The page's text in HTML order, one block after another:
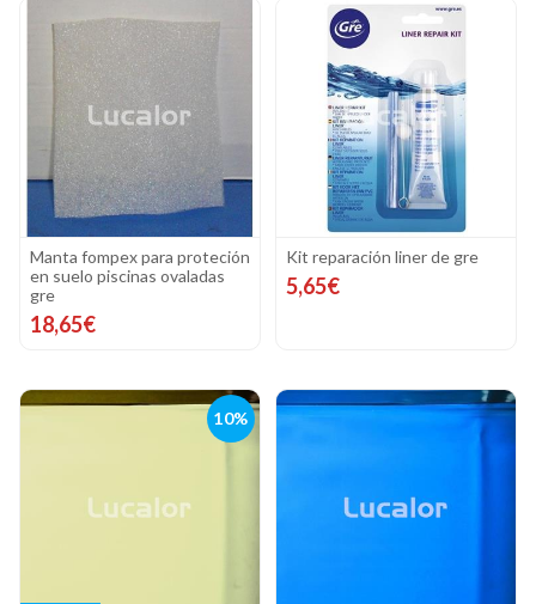
Manta fompex para proteción
en suelo piscinas ovaladas
gre
18,65€
Kit reparación liner de gre
5,65€
10%